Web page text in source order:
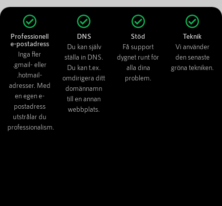
Professionell
e-postadress
Inga fler
.gmail- eller
.hotmail-
adresser. Med
en egen e-
postadress
utstrålar du
professionalism.
DNS
Du kan själv
ställa in DNS.
Du kan t.ex.
omdirigera ditt
domännamn
till en annan
webbplats.
Stöd
Få support
dygnet runt för
alla dina
problem.
Teknik
Vi använder
den senaste
gröna tekniken.